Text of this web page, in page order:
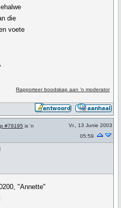
die
voete
Rapporteer boodskap aan 'n moderator
#79195 is 'n
Vr., 13 Junie 2003
05:59
"Annette"